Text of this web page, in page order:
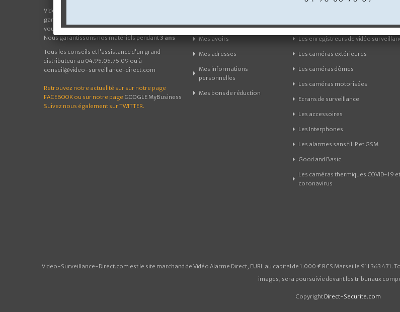
Video-Surveillance-Direct propose la plus large
gamme d'équipement de vidéo surveillance que
vous puissiez trouver sur le web.
Nous garantissons nos matériels pendant3 ans
Tous les conseils et l'assistance d'un grand
distributeur au 04.95.05.75.09 ou à
conseil@video-surveillance-direct.com
Retrouvez notre actualité sur sur notre page
FACEBOOK ou sur notre page GOOGLE MyBusiness
Suivez nous également surTWITTER.
Mes commandes
Mes avoirs
Mes adresses
Mes informations
personnelles
Mes bons de réduction
CATÉGORIES
Les kits de vidéo surveillance
Les enregistreurs de vidéo
Les caméras extérieures
Les caméras dômes
Les caméras motorisées
Ecrans de surveillance
Les accessoires
Les Interphones
Les alarmes sans fil IP et GSM
Good and Basic
Les caméras thermiques COVID-19 et
coronavirus
Video-Surveillance-Direct.com est le site marchand de Vidéo Alarme Direct, EURL au capital de 1.000 € RCS Marseille 911 363
images, sera poursuivie devant les tribunaux
Copyright Direct-Securite.com